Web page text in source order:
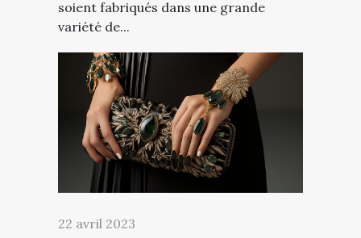
soient fabriqués dans une grande
variété de...
22 avril 2023